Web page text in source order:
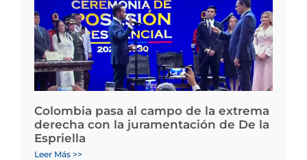
Colombia pasa al campo de la extrema
derecha con la juramentación de De la
Espriella
Leer Más >>